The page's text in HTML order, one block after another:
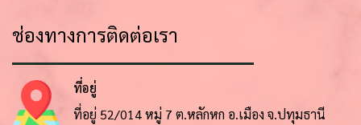
ช่องทางการติดต่อเรา
ที่อยู่
ที่อยู่ 52/014 หมู่ 7 ต.หลักหก อ.เมือง จ.ปทุมธานี